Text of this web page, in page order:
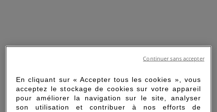
En cliquant sur « Accepter tous les cookies », vous
acceptez le stockage de cookies sur votre appareil
pour améliorer la navigation sur le site, analyser
son utilisation et contribuer à nos efforts de
Continuer sans accepter